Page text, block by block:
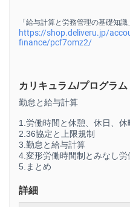
「給与計算と労務管理の基礎知
https://shop.deliveru.jp/
finance/pcf7omz2/
カリキュラム/プログラム
勤怠と給与計算
1.労働時間と休憩、休日、休
2.36協定と上限規制
3.勤怠と給与計算
4.変形労働時間制とみなし労
5.まとめ
詳細